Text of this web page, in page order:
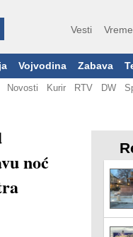
Vesti
Vojvodina Zabava
Novosti Kurir RTV DW
noć